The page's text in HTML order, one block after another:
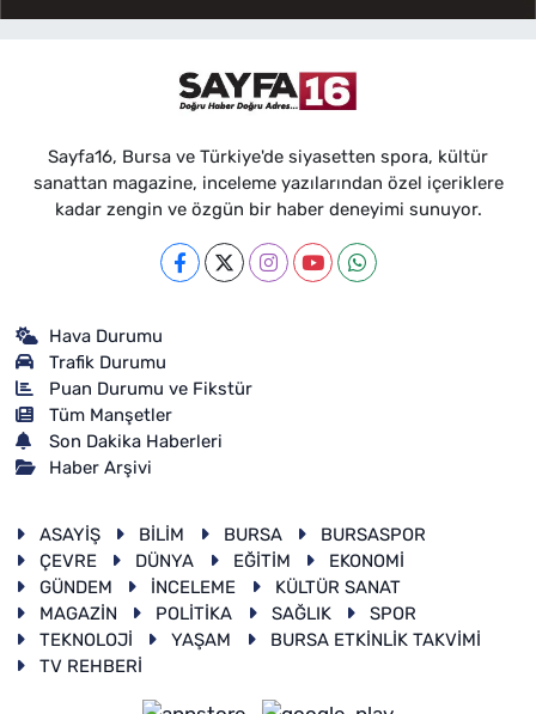
Sayfa16, Bursa ve Türkiye'de siyasetten spora, kültür
sanattan magazine, inceleme yazılarından özel içeriklere
kadar zengin ve özgün bir haber deneyimi sunuyor.
Hava Durumu
Trafik Durumu
Puan Durumu ve Fikstür
Tüm Manşetler
Son Dakika Haberleri
Haber Arşivi
ASAYİŞ BİLİM BURSA
BURSASPOR
ÇEVRE
DÜNYA EĞİTİM
EKONOMİ
GÜNDEM
İNCELEME
KÜLTÜR SANAT
MAGAZİN
POLİTİKA SAĞLIK
SPOR
TEKNOLOJİ
YAŞAM
BURSA ETKİNLİK TAKVİMİ
TV REHBERİ